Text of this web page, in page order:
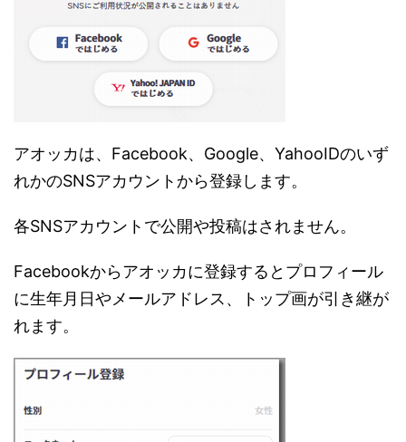
アオッカは、Facebook、Google、YahooIDのいず
れかのSNSアカウントから登録します。
各SNSアカウントで公開や投稿はされません。
Facebookからアオッカに登録するとプロフィール
に生年月日やメールアドレス、トップ画が引き継が
れます。